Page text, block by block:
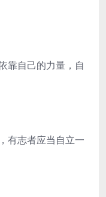
靠自己的力量，自
有志者应当自立一